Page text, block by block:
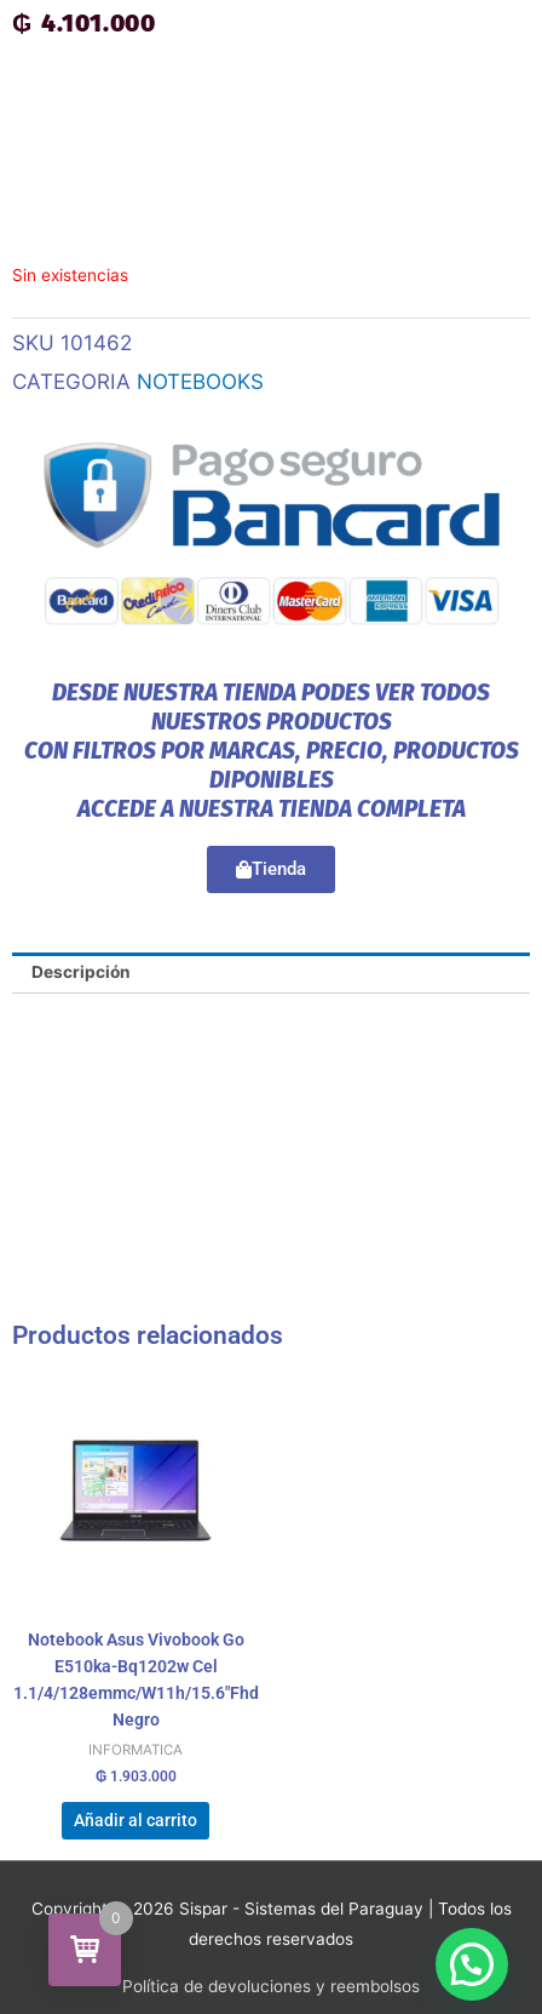
₲ 4.101.000
Sin existencias
SKU 101462
CATEGORIA NOTEBOOKS
DESDE NUESTRA TIENDA PODES VER TODOS
NUESTROS PRODUCTOS
CON FILTROS POR MARCAS, PRECIO, PRODUCTOS
DIPONIBLES
ACCEDE A NUESTRA TIENDA COMPLETA
Tienda
Descripción
Productos relacionados
Notebook Asus Vivobook Go
E510ka-Bq1202w Cel
1.1/4/128emmc/W11h/15.6″Fhd
Negro
INFORMATICA
₲1.903.000
Añadir al carrito
Copyright © 2026 Sispar - Sistemas del Paraguay | Todos los
derechos reservados
Política de devoluciones y reembolsos
0